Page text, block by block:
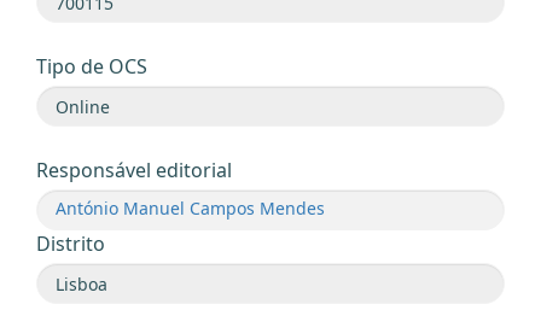
Tipo de OCS
Responsável editorial
António Manuel Campos Mendes
Distrito